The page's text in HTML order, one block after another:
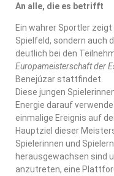
An alle, die es betrifft
Ein wahrer Sportler
Spielfeld, sondern auch
deutlich bei den
Europameisterschaft der
Benejúzar stattfindet.
Diese jungen
Energie darauf
einmalige Ereignis auf
Hauptziel dieser
Spielerinnen und
herausgewachsen sind
anzutreten, eine